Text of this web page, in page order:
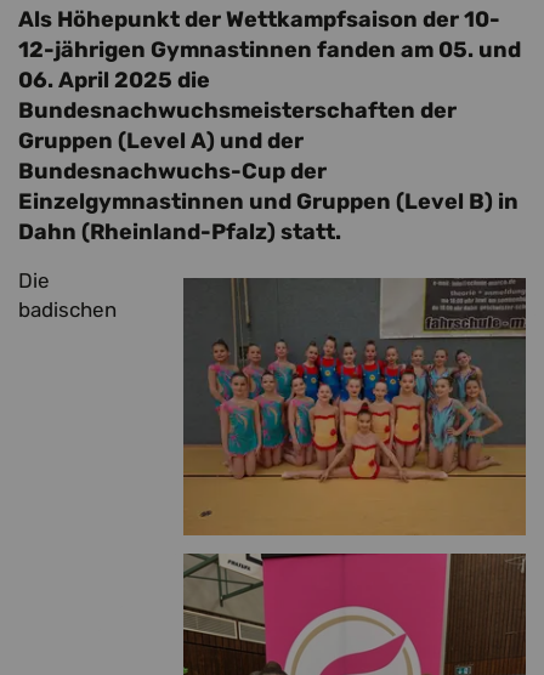
Als Höhepunkt der Wettkampfsaison der 10-
12-jährigen Gymnastinnen fanden am 05. und
06. April 2025 die
Bundesnachwuchsmeisterschaften der
Gruppen (Level A) und der
Bundesnachwuchs-Cup der
Einzelgymnastinnen und Gruppen (Level B) in
Dahn (Rheinland-Pfalz) statt.
Die
badischen